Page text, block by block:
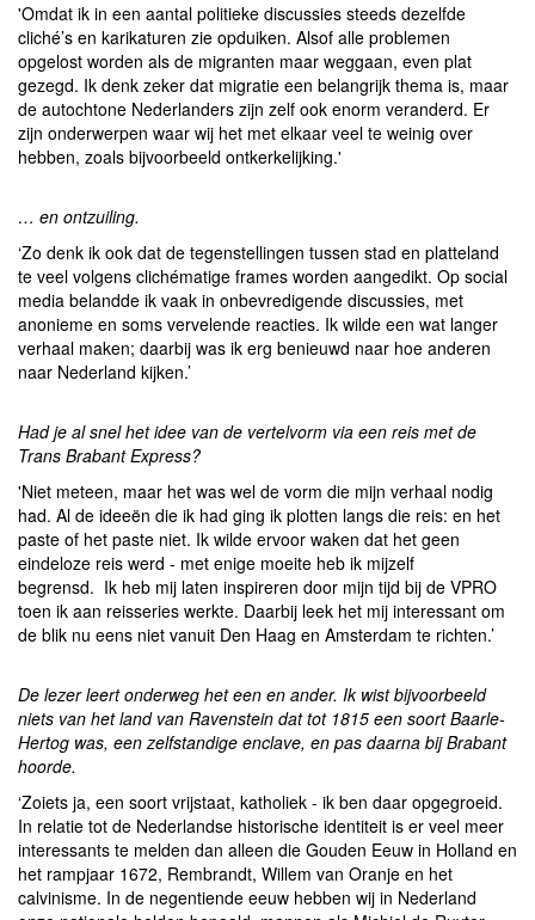
'Omdat ik in een aantal politieke discussies steeds dezelfde
cliché’s en karikaturen zie opduiken. Alsof alle problemen
opgelost worden als de migranten maar weggaan, even plat
gezegd. Ik denk zeker dat migratie een belangrijk thema is, maar
de autochtone Nederlanders zijn zelf ook enorm veranderd. Er
zijn onderwerpen waar wij het met elkaar veel te weinig over
hebben, zoals bijvoorbeeld ontkerkelijking.'
… en ontzuiling.
‘Zo denk ik ook dat de tegenstellingen tussen stad en platteland
te veel volgens clichématige frames worden aangedikt. Op social
media belandde ik vaak in onbevredigende discussies, met
anonieme en soms vervelende reacties. Ik wilde een wat langer
verhaal maken; daarbij was ik erg benieuwd naar hoe anderen
naar Nederland kijken.’
Had je al snel het idee van de vertelvorm via een reis met de
Trans Brabant Express?
'Niet meteen, maar het was wel de vorm die mijn verhaal nodig
had. Al de ideeën die ik had ging ik plotten langs die reis: en het
paste of het paste niet. Ik wilde ervoor waken dat het geen
eindeloze reis werd - met enige moeite heb ik mijzelf
begrensd. Ik heb mij laten inspireren door mijn tijd bij de VPRO
toen ik aan reisseries werkte. Daarbij leek het mij interessant om
de blik nu eens niet vanuit Den Haag en Amsterdam te richten.’
De lezer leert onderweg het een en ander. Ik wist bijvoorbeeld
niets van het land van Ravenstein dat tot 1815 een soort Baarle-
Hertog was, een zelfstandige enclave, en pas daarna bij Brabant
hoorde.
‘Zoiets ja, een soort vrijstaat, katholiek - ik ben daar opgegroeid.
In relatie tot de Nederlandse historische identiteit is er veel meer
interessants te melden dan alleen die Gouden Eeuw in Holland en
het rampjaar 1672, Rembrandt, Willem van Oranje en het
calvinisme. In de negentiende eeuw hebben wij in Nederland